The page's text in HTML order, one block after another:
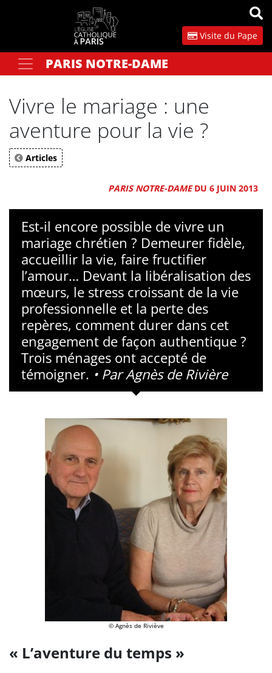
Visite du Pape
Votre recherchePARIS NOTRE-DAME
Vivre le mariage : une
aventure pour la vie ?
Articles
PARIS NOTRE-DAMEDU 6 JUIN 2013
Est-il encore possible de vivre un
mariage chrétien ? Demeurer fidèle,
accueillir la vie, faire fructifier
l’amour… Devant la libéralisation des
mœurs, le stress croissant de la vie
professionnelle et la perte des
repères, comment durer dans cet
engagement de façon authentique ?
Trois ménages ont accepté de
témoigner. • Par Agnès de Rivière
© Agnès de Riviève
« L’aventure du temps »
Panneau de gestion des cookies